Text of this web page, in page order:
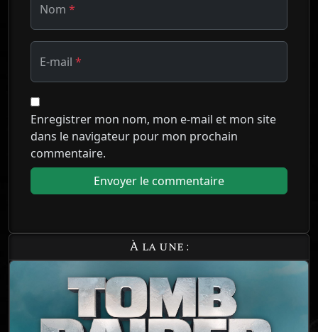
Nom *
E-mail *
Enregistrer mon nom, mon e-mail et mon site
dans le navigateur pour mon prochain
commentaire.
À la une :